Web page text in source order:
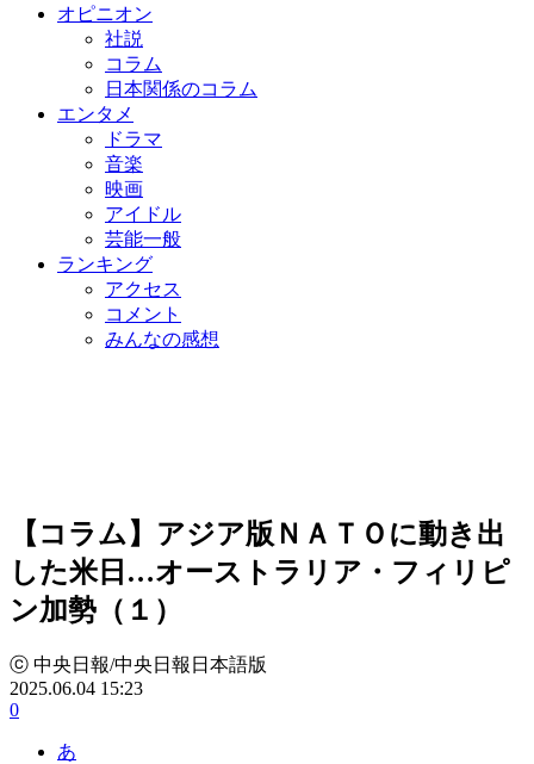
オピニオン
社説
コラム
日本関係のコラム
エンタメ
ドラマ
音楽
映画
アイドル
芸能一般
ランキング
アクセス
コメント
みんなの感想
【コラム】アジア版ＮＡＴＯに動き出
した米日…オーストラリア・フィリピ
ン加勢（１）
ⓒ 中央日報/中央日報日本語版
2025.06.04 15:23
0
あ